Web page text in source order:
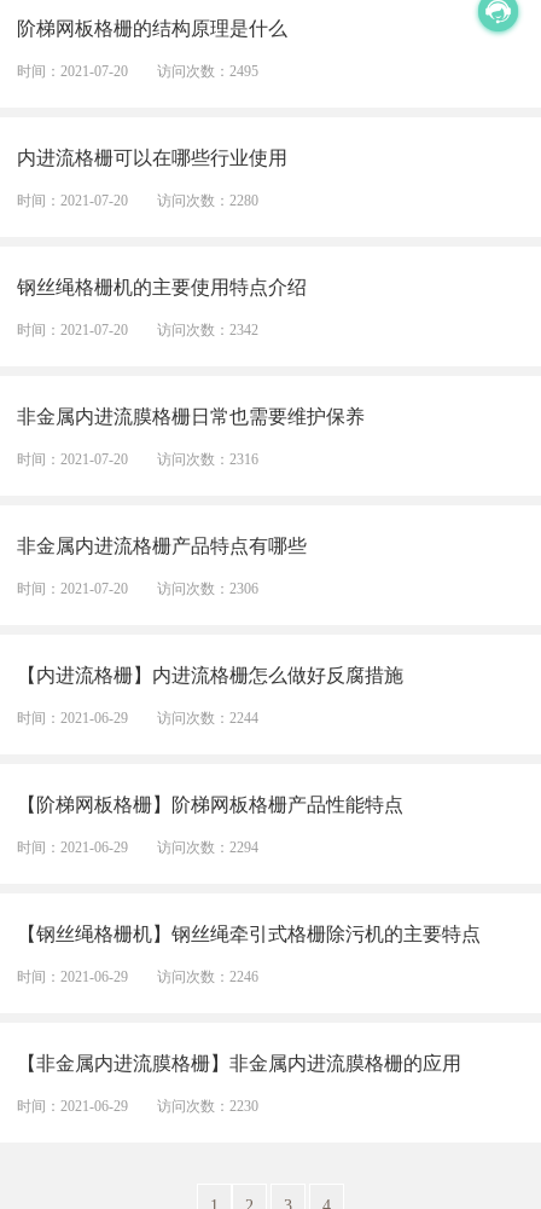
阶梯网板格栅的结构原理是什么
时间：2021-07-20 访问次数：2495
内进流格栅可以在哪些行业使用
时间：2021-07-20 访问次数：2280
钢丝绳格栅机的主要使用特点介绍
时间：2021-07-20 访问次数：2342
非金属内进流膜格栅日常也需要维护保养
时间：2021-07-20 访问次数：2316
非金属内进流格栅产品特点有哪些
时间：2021-07-20 访问次数：2306
【内进流格栅】内进流格栅怎么做好反腐措施
时间：2021-06-29 访问次数：2244
【阶梯网板格栅】阶梯网板格栅产品性能特点
时间：2021-06-29 访问次数：2294
【钢丝绳格栅机】钢丝绳牵引式格栅除污机的主要特点
时间：2021-06-29 访问次数：2246
【非金属内进流膜格栅】非金属内进流膜格栅的应用
时间：2021-06-29 访问次数：2230